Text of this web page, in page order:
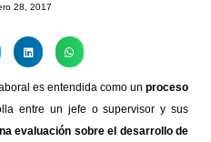
28, 2017
es entendida como un proceso
entre un jefe o supervisor y sus
evaluación sobre el desarrollo de